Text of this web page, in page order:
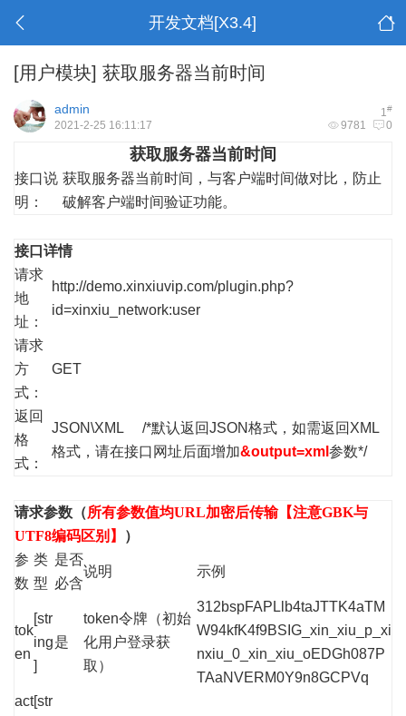
开发文档[X3.4]
[用户模块] 获取服务器当前时间
1#
admin
9781 0
2021-2-25 16:11:17
获取服务器当前时间
接口说
明：
获取服务器当前时间，与客户端时间做对比，防止
破解客户端时间验证功能。
接口详情
请求
地
址：
http://demo.xinxiuvip.com/plugin.php?
id=xinxiu_network:user
请求
方
式：
GET
返回
格
式：
JSON\XML /*默认返回JSON格式，如需返回XML
格式，请在接口网址后面增加&output=xml 参数*/
请求参数（所有参数值均URL加密后传输【注意GBK与
UTF8编码区别】
）
参
数
类
型
是否
必含
说明 示例
tok
en
[str
ing
]
是
token令牌（初始
化用户登录获
取）
312bspFAPLlb4taJTTK4aTM
W94kfK4f9BSIG_xin_xiu_p_xi
nxiu_0_xin_xiu_oEDGh087P
TAaNVERM0Y9n8GCPVq
act[str